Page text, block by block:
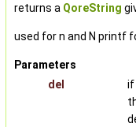
returns a QoreString
used for n and N printf
Parameters
del
if